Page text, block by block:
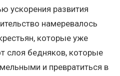
ускорения развития
намеревалось
которые уже
слоя бедняков, которые
и превратиться в